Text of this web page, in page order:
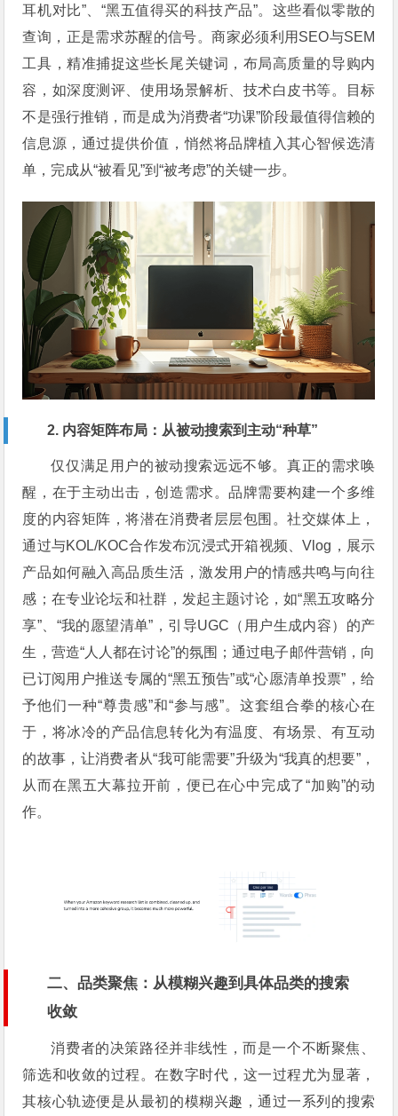
耳机对比”、“黑五值得买的科技产品”。这些看似零散的
查询，正是需求苏醒的信号。商家必须利用SEO与SEM
工具，精准捕捉这些长尾关键词，布局高质量的导购内
容，如深度测评、使用场景解析、技术白皮书等。目标
不是强行推销，而是成为消费者“功课”阶段最值得信赖的
信息源，通过提供价值，悄然将品牌植入其心智候选清
单，完成从“被看见”到“被考虑”的关键一步。
2. 内容矩阵布局：从被动搜索到主动“种草”
仅仅满足用户的被动搜索远远不够。真正的需求唤
醒，在于主动出击，创造需求。品牌需要构建一个多维
度的内容矩阵，将潜在消费者层层包围。社交媒体上，
通过与KOL/KOC合作发布沉浸式开箱视频、Vlog，展示
产品如何融入高品质生活，激发用户的情感共鸣与向往
感；在专业论坛和社群，发起主题讨论，如“黑五攻略分
享”、“我的愿望清单”，引导UGC（用户生成内容）的产
生，营造“人人都在讨论”的氛围；通过电子邮件营销，向
已订阅用户推送专属的“黑五预告”或“心愿清单投票”，给
予他们一种“尊贵感”和“参与感”。这套组合拳的核心在
于，将冰冷的产品信息转化为有温度、有场景、有互动
的故事，让消费者从“我可能需要”升级为“我真的想要”，
从而在黑五大幕拉开前，便已在心中完成了“加购”的动
作。
二、品类聚焦：从模糊兴趣到具体品类的搜索
收敛
消费者的决策路径并非线性，而是一个不断聚焦、
筛选和收敛的过程。在数字时代，这一过程尤为显著，
其核心轨迹便是从最初的模糊兴趣，通过一系列的搜索